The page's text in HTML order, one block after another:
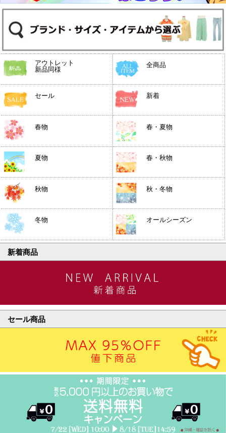
アウトレット
新品同様
全商品
セール 新着
春物 春・夏物
夏物 春・秋物
秋物 秋・冬物
冬物 オールシーズン
新着商品
セール商品